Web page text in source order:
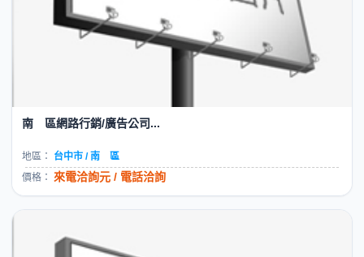
南 區網路行銷/廣告公司...
地區：
台中市 / 南 區
價格： 來電洽詢元 / 電話洽詢